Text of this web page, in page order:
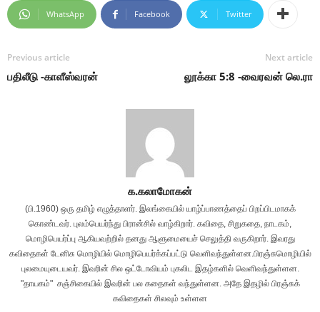
WhatsApp Facebook Twitter
Previous article
பதிலீடு -காளீஸ்வரன்
Next article
லூக்கா 5:8 -வைரவன் லெ.ரா
க.கலாமோகன்
(பி.1960) ஒரு தமிழ் எழுத்தாளர். இலங்கையில் யாழ்ப்பாணத்தைப் பிறப்பிடமாகக்
கொண்டவர். புலம்பெயர்ந்து பிரான்சில் வாழ்கிறார். கவிதை, சிறுகதை, நாடகம்,
மொழிபெயர்ப்பு ஆகியவற்றில் தனது ஆளுமையைச் செலுத்தி வருகிறார். இவரது
கவிதைகள் டேனிசு மொழியில் மொழிபெயர்க்கப்பட்டு வெளிவந்துள்ளன.பிரஞ்சுமொழியில்
புலமையுடையவர். இவரின் சில ஒட்டோவியம் புகலிட இதழ்களில் வெளிவந்துள்ளன.
"தாயகம்" சஞ்சிகையில் இவரின் பல கதைகள் வந்துள்ளன. அதே இதழில் பிரஞ்சுக்
கவிதைகள் சிலவும் உள்ளன